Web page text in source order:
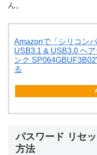
ん。
Amazonで「シリコン
USB3.1 & USB3.0 ヘ
ンク
る
パスワード リセ
方法